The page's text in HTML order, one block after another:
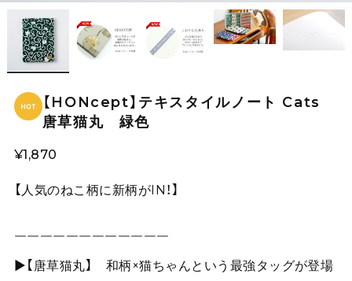
【HONcept】テキスタイルノート Cats
唐草猫丸 緑色
¥1,870
【人気のねこ柄に新柄がIN！】
￣￣￣￣￣￣￣￣￣￣￣￣
▶【唐草猫丸】 和柄×猫ちゃんという最強タッグが登場